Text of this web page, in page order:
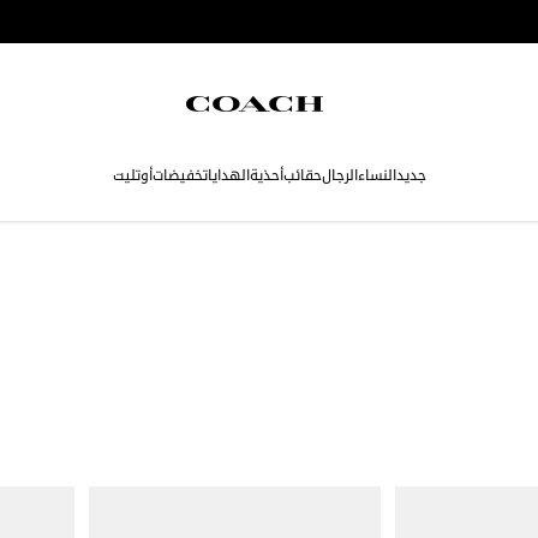
جديدالنساءالرجالحقائبأحذيةالهداياتخفيضاتأوتليت